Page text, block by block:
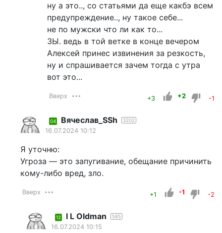
ну а это.., со статьями да еще какбэ всем
предупреждение.., ну такое себе...
не по мужски что ли как то...
ЗЫ. ведь в той ветке в конце вечером
Алексей принес извинения за резкость,
ну и спрашивается зачем тогда с утра
вот это...
Вверх +3 +2 -1
04 Вячеслав_SSh 3202
16.07.2024 10:12
Я уточню:
Угроза — это запугивание, обещание причинить
кому-либо вред, зло.
Вверх +1 -1 -2
12 I L Oldman 585
16.07.2024 10:15